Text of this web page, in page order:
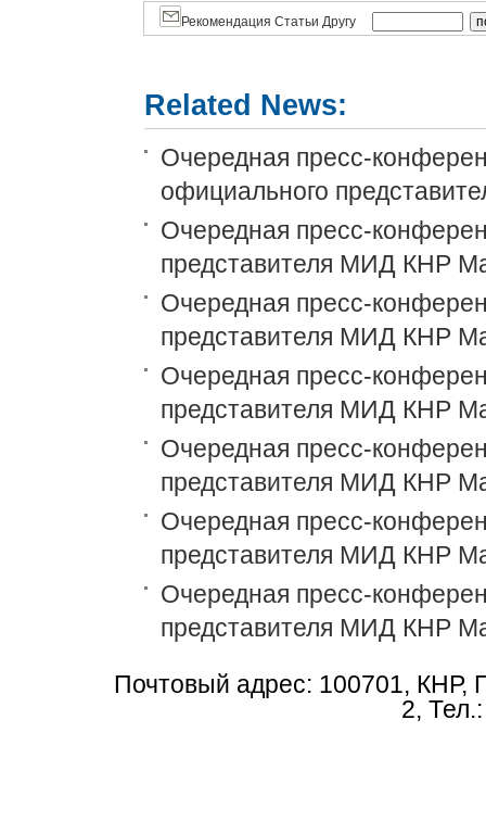
Рекомендация Статьи Другу
Related News:
Очередная пресс-
официального
Очередная пресс-
представителя МИД КНР
Очередная пресс-
представителя МИД КНР
Очередная пресс-
представителя МИД КНР
Очередная пресс-
представителя МИД КНР
Очередная пресс-
представителя МИД КНР
Очередная пресс-
представителя МИД КНР
Почтовый адрес: 100701, КНР,
2,